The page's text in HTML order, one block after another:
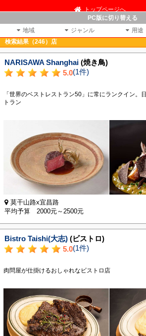
トップページへ
PC版に切り替える
地域
ジャンル 用途
検索結果（246）店
NARISAWA Shanghai (焼き鳥)
5.0(1件)
「世界のベストレストラン50」に常にランクイン。
トラン
莫干山路x宜昌路
平均予算 2000元～2500元
Bistro Taishi(大志) (ビストロ)
5.0(1件)
肉問屋が仕掛けるおしゃれなビストロ店